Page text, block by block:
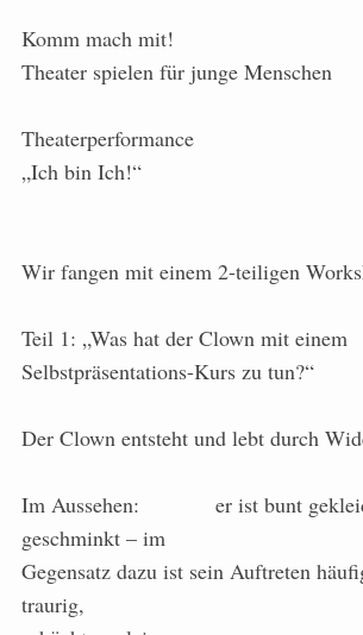
Komm mach mit!
Theater spielen für junge Menschen
Theaterperformance
„Ich bin Ich!“
Wir fangen mit einem 2-teiligen
Teil 1: „Was hat der Clown mit einem
Selbstpräsentations-Kurs zu tun?“
Der Clown entsteht und lebt durch
Im Aussehen: er ist bunt
geschminkt – im
Gegensatz dazu ist sein Auftreten
traurig,